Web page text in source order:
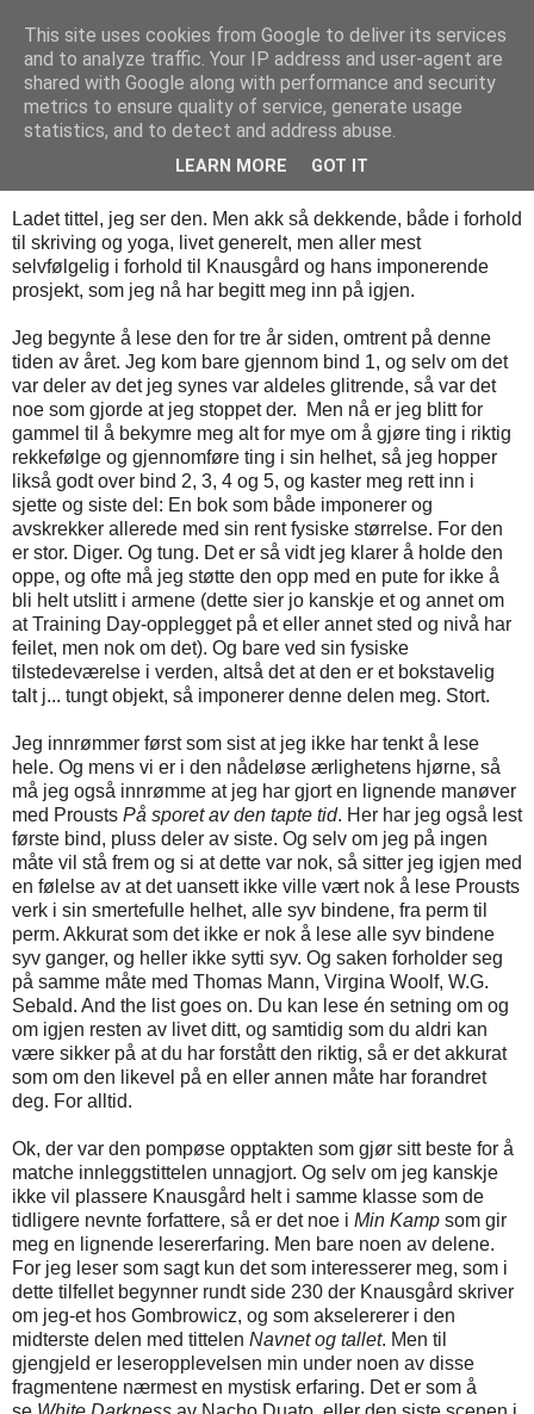
Mischka
onsdag 15. mai 2013
Ladet tittel, jeg ser den. Men akk så dekkende, både i forhold
til skriving og yoga, livet generelt, men aller mest
selvfølgelig i forhold til Knausgård og hans imponerende
prosjekt, som jeg nå har begitt meg inn på igjen.
Jeg begynte å lese den for tre år siden, omtrent på denne
tiden av året. Jeg kom bare gjennom bind 1, og selv om det
var deler av det jeg synes var aldeles glitrende, så var det
noe som gjorde at jeg stoppet der. Men nå er jeg blitt for
gammel til å bekymre meg alt for mye om å gjøre ting i riktig
rekkefølge og gjennomføre ting i sin helhet, så jeg hopper
likså godt over bind 2, 3, 4 og 5, og kaster meg rett inn i
sjette og siste del: En bok som både imponerer og
avskrekker allerede med sin rent fysiske størrelse. For den
er stor. Diger. Og tung. Det er så vidt jeg klarer å holde den
oppe, og ofte må jeg støtte den opp med en pute for ikke å
bli helt utslitt i armene (dette sier jo kanskje et og annet om
at Training Day-opplegget på et eller annet sted og nivå har
feilet, men nok om det). Og bare ved sin fysiske
tilstedeværelse i verden, altså det at den er et bokstavelig
talt j... tungt objekt, så imponerer denne delen meg. Stort.
Jeg innrømmer først som sist at jeg ikke har tenkt å lese
hele. Og mens vi er i den nådeløse ærlighetens hjørne, så
må jeg også innrømme at jeg har gjort en lignende manøver
med Prousts På sporet av den tapte tid. Her har jeg også lest
første bind, pluss deler av siste. Og selv om jeg på ingen
måte vil stå frem og si at dette var nok, så sitter jeg igjen med
en følelse av at det uansett ikke ville vært nok å lese Prousts
verk i sin smertefulle helhet, alle syv bindene, fra perm til
perm. Akkurat som det ikke er nok å lese alle syv bindene
syv ganger, og heller ikke sytti syv. Og saken forholder seg
på samme måte med Thomas Mann, Virgina Woolf, W.G.
Sebald. And the list goes on. Du kan lese én setning om og
om igjen resten av livet ditt, og samtidig som du aldri kan
være sikker på at du har forstått den riktig, så er det akkurat
som om den likevel på en eller annen måte har forandret
deg. For alltid.
Ok, der var den pompøse opptakten som gjør sitt beste for å
matche innleggstittelen unnagjort. Og selv om jeg kanskje
ikke vil plassere Knausgård helt i samme klasse som de
tidligere nevnte forfattere, så er det noe i Min Kamp som gir
meg en lignende lesererfaring. Men bare noen av delene.
For jeg leser som sagt kun det som interesserer meg, som i
dette tilfellet begynner rundt side 230 der Knausgård skriver
om jeg-et hos Gombrowicz, og som akselererer i den
midterste delen med tittelen Navnet og tallet. Men til
gjengjeld er leseropplevelsen min under noen av disse
fragmentene nærmest en mystisk erfaring. Det er som å
This site uses cookies from Google to deliver its services
and to analyze traffic. Your IP address and user-agent are
shared with Google along with performance and security
metrics to ensure quality of service, generate usage
statistics, and to detect and address abuse.
LEARN MORE GOT IT